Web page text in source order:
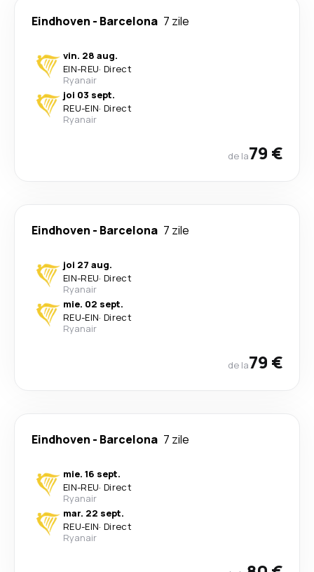
Eindhoven - Barcelona 7 zile
vin. 28 aug.
EIN-REU· Direct
Ryanair
joi 03 sept.
REU-EIN· Direct
Ryanair
de la79 €
Eindhoven - Barcelona 7 zile
joi 27 aug.
EIN-REU· Direct
Ryanair
mie. 02 sept.
REU-EIN· Direct
Ryanair
de la79 €
Eindhoven - Barcelona 7 zile
mie. 16 sept.
EIN-REU· Direct
Ryanair
mar. 22 sept.
REU-EIN· Direct
Ryanair